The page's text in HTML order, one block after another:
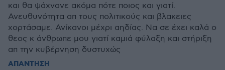
και θα ψάχνανε ακόμα πότε ποιος και γιατί.
Ανευθυνότητα απ τους πολιτικούς και βλακειες
χορτάσαμε. Ανίκανοι μέχρι αηδίας. Να σε έχει καλά ο
θεος κ άνθρωπε μου γιατί καμιά φύλαξη και στήριξη
απ την κυβέρνηση δυστυχώς
ΑΠΑΝΤΗΣΗ